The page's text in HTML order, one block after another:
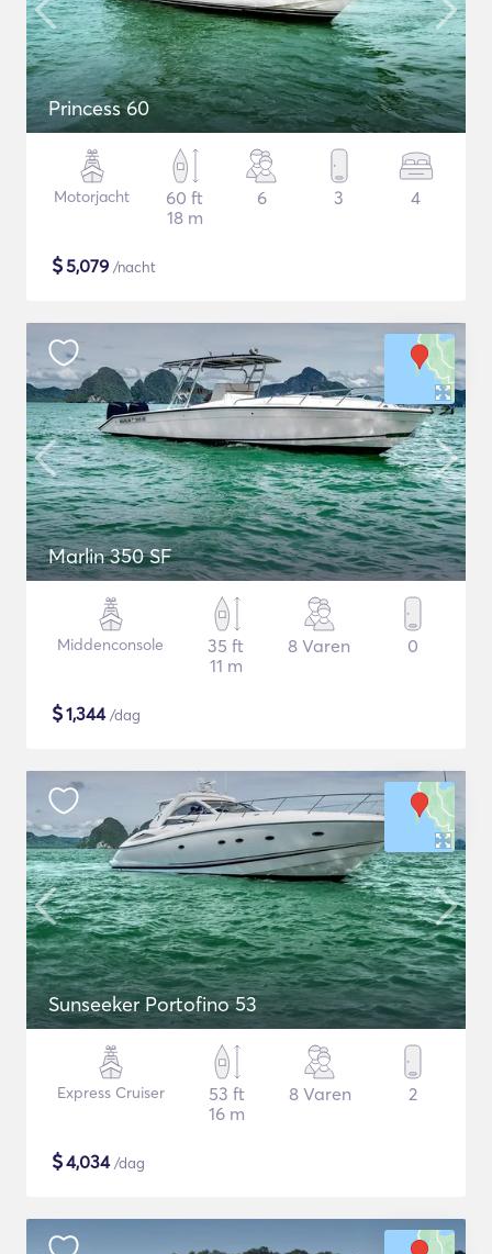
Princess 60
Motorjacht
60 ft
18 m
6 3 4
$5,079 /nacht
Marlin 350 SF
Middenconsole
35 ft
11 m
8 Varen 0
$1,344/dag
Sunseeker Portofino 53
Express Cruiser
53 ft
16 m
8 Varen 2
$4,034/dag